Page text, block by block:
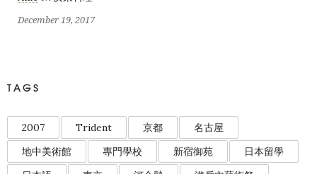
December 19, 2017
TAGS
2007 Trident 京都
名古屋
地中美術館
專門學校 新宿御苑
日本留學